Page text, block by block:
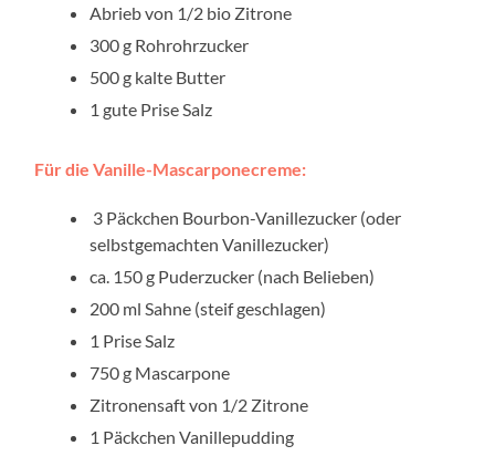
Abrieb von 1/2 bio Zitrone
300 g Rohrohrzucker
500 g kalte Butter
1 gute Prise Salz
Für die Vanille-Mascarponecreme:
3 Päckchen Bourbon-Vanillezucker (oder
selbstgemachten Vanillezucker)
ca. 150 g Puderzucker (nach Belieben)
200 ml Sahne (steif geschlagen)
1 Prise Salz
750 g Mascarpone
Zitronensaft von 1/2 Zitrone
1 Päckchen Vanillepudding